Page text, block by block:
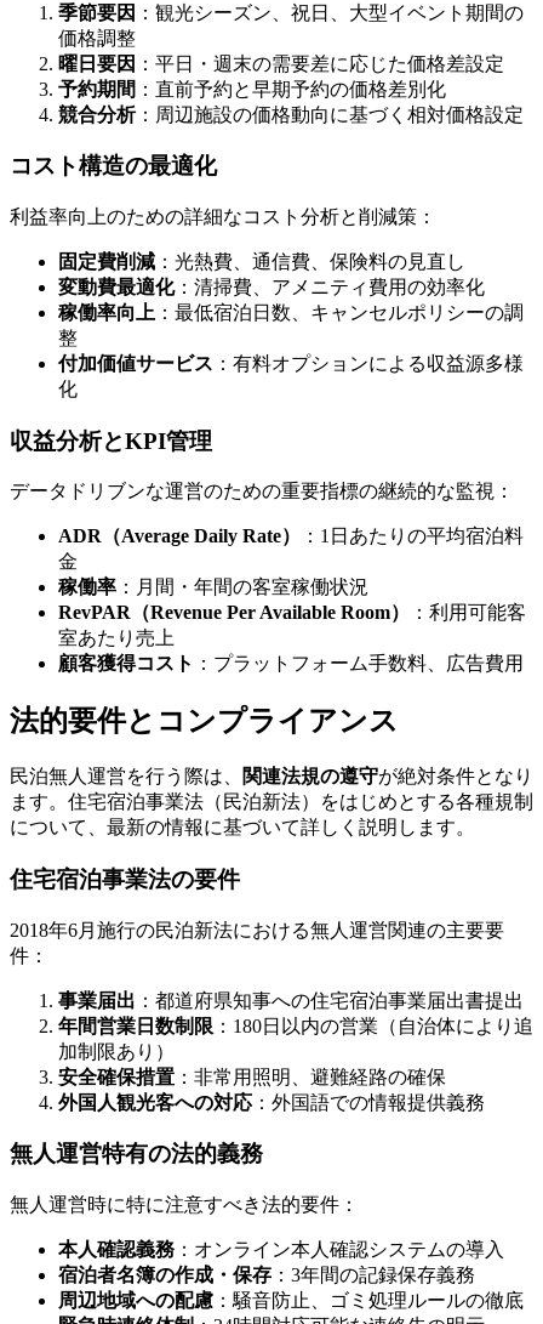
季節要因 ：観光シーズン、祝日、大型イベント期間の
価格調整
曜日要因 ：平日・週末の需要差に応じた価格差設定
予約期間 ：直前予約と早期予約の価格差別化
競合分析：周辺施設の価格動向に基づく相対価格設定
コスト構造の最適化
利益率向上のための詳細なコスト分析と削減策：
固定費削減 ：光熱費、通信費、保険料の見直し
変動費最適化：清掃費、アメニティ費用の効率化
稼働率向上 ：最低宿泊日数、キャンセルポリシーの調
整
付加価値サービス ：有料オプションによる収益源多様
化
収益分析とKPI管理
データドリブンな運営のための重要指標の継続的な監視：
ADR（Average Daily Rate）
：1日あたりの平均宿泊料
金
稼働率 ：月間・年間の客室稼働状況
RevPAR（Revenue Per Available Room）
：利用可能客
室あたり売上
顧客獲得コスト ：プラットフォーム手数料、広告費用
法的要件とコンプライアンス
民泊無人運営を行う際は、 関連法規の遵守が絶対条件となり
ます。住宅宿泊事業法（民泊新法）をはじめとする各種規制
について、最新の情報に基づいて詳しく説明します。
住宅宿泊事業法の要件
2018年6月施行の民泊新法における無人運営関連の主要要
件：
事業届出 ：都道府県知事への住宅宿泊事業届出書提出
年間営業日数制限 ：180日以内の営業（自治体により追
加制限あり）
安全確保措置 ：非常用照明、避難経路の確保
外国人観光客への対応 ：外国語での情報提供義務
無人運営特有の法的義務
無人運営時に特に注意すべき法的要件：
本人確認義務 ：オンライン本人確認システムの導入
宿泊者名簿の作成・保存 ：3年間の記録保存義務
周辺地域への配慮 ：騒音防止、ゴミ処理ルールの徹底